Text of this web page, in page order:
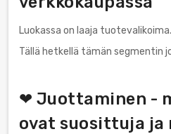
Luokassa on laaja
Tällä hetkellä tämän segmentin
❤ Juottaminen -
ovat suosittuja ja